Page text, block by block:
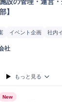
】
イベント企画
社内
課題設定
ント
プロジ
社
もっと見る
New